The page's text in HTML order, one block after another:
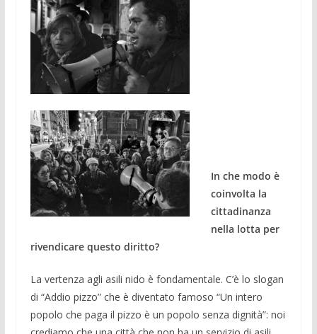
In che modo è
coinvolta la
cittadinanza
nella lotta per
rivendicare questo diritto?
La vertenza agli asili nido è fondamentale. C’è lo slogan
di “Addio pizzo” che è diventato famoso “Un intero
popolo che paga il pizzo è un popolo senza dignità”: noi